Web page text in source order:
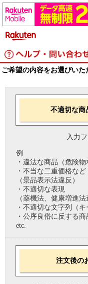
ご希望の内容をお選びいた
不適切な商
入力
例
・違法な商品（危険物
・不当な二重価格など
（景品表示法違反）
・不適切な表現
（薬機法、健康増進法
・不適切な文字列（キ
・公序良俗に反する商
etc.
注文後の